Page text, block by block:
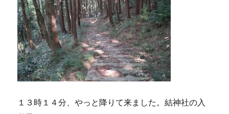
１３時１４分、やっと降りて来ました。結神社の入